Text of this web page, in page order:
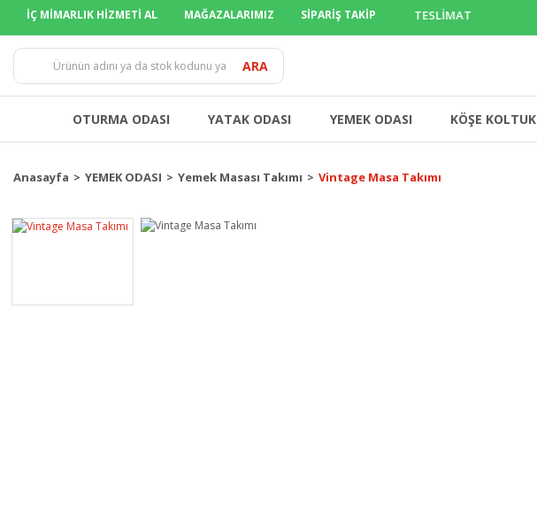
İÇ MİMARLIK HİZMETİ AL MAĞAZALARIMIZ SİPARİŞ TAKİP
TÜM İLLERE TESLİMAT
ARA
OTURMA ODASI YATAK ODASI YEMEK ODASI KÖŞE KOLTUK
Anasayfa YEMEK ODASI Yemek Masası Takımı Vintage Masa Takımı